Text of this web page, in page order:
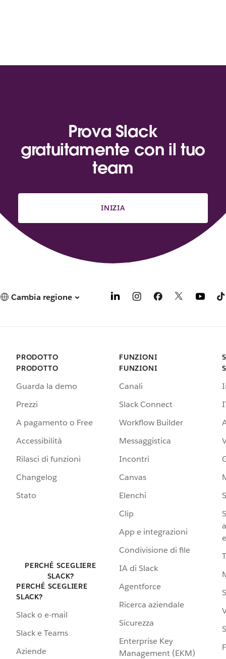
Prova Slack
gratuitamente con il tuo
team
INIZIA
Cambia regione
PRODOTTO
PRODOTTO
Guarda la demo
Prezzi
A pagamento o Free
Accessibilità
Rilasci di funzioni
Changelog
Stato
PERCHÉ SCEGLIERE
SLACK?
PERCHÉ SCEGLIERE
SLACK?
Slack o e-mail
Slack e Teams
Aziende
FUNZIONI
FUNZIONI
Canali
Slack Connect
Workflow Builder
Messaggistica
Incontri
Canvas
Elenchi
Clip
App e integrazioni
Condivisione di file
IA di Slack
Agentforce
Ricerca aziendale
Sicurezza
Enterprise Key
Management (EKM)